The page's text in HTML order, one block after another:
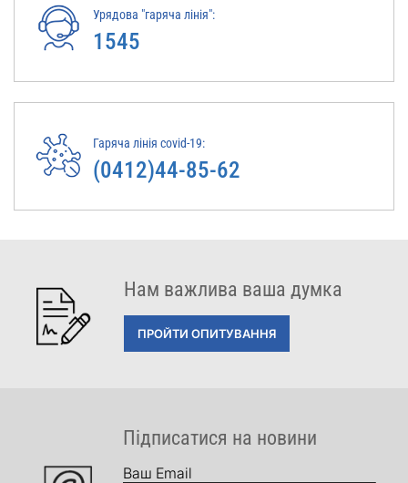
Урядова "гаряча лінія":
1545
Гаряча лінія covid-19:
(0412)44-85-62
Нам важлива ваша думка
ПРОЙТИ ОПИТУВАННЯ
Підписатися на новини
Ваш Email